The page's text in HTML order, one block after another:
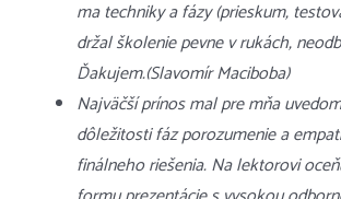
ma techniky a fázy (prieskum,
držal školenie pevne v rukách,
Ďakujem.(Slavomír Maciboba)
Najväčší prínos mal pre mňa
dôležitosti fáz porozumenie a
finálneho riešenia. Na lektorovi